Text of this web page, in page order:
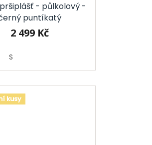
- půlkolový -
puntíkatý
2 499 Kč
S
kusy